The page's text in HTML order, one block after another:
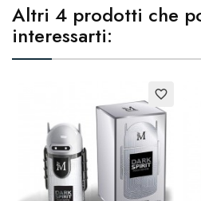
Altri 4 prodotti che
interessarti:
favorite_border